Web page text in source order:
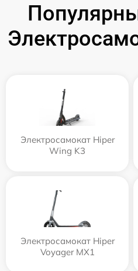
Электросамокат Hiper
Wing K3
Электросамокат Hiper
Voyager MX1